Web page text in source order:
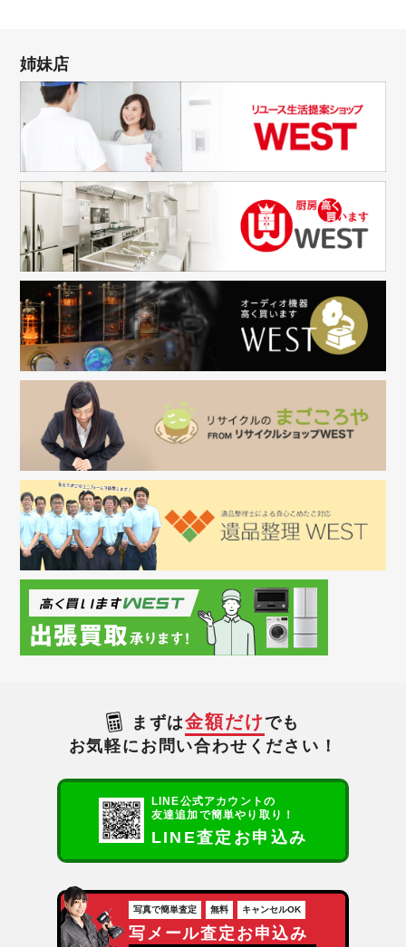
姉妹店
まずは金額だけ でも
お気軽にお問い合わせください！
LINE公式アカウントの
友達追加で簡単やり取り！
LINE査定お申込み
写真で簡単査定 無料 キャンセルOK
写メール査定お申込み